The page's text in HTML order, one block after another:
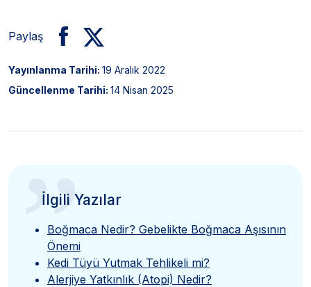
Paylaş
Yayınlanma Tarihi: 19 Aralık 2022
Güncellenme Tarihi: 14 Nisan 2025
”
İlgili Yazılar
Boğmaca Nedir? Gebelikte Boğmaca Aşısının
Önemi
Kedi Tüyü Yutmak Tehlikeli mi?
Alerjiye Yatkınlık (Atopi) Nedir?